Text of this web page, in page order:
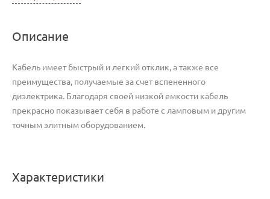
Описание
Кабель имеет быстрый и легкий отклик, а также все
преимущества, получаемые за счет вспененного
диэлектрика. Благодаря своей низкой емкости кабель
прекрасно показывает себя в работе с ламповым и другим
точным элитным оборудованием.
Характеристики